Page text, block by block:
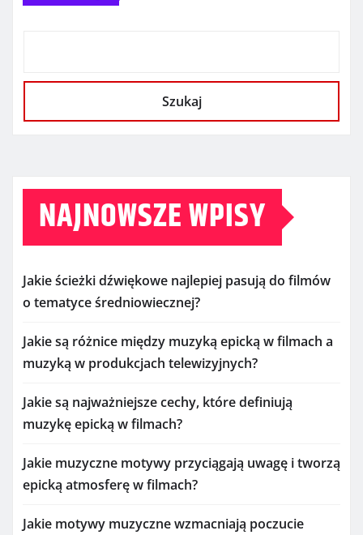
Szukaj
NAJNOWSZE WPISY
Jakie ścieżki dźwiękowe najlepiej pasują do filmów
o tematyce średniowiecznej?
Jakie są różnice między muzyką epicką w filmach a
muzyką w produkcjach telewizyjnych?
Jakie są najważniejsze cechy, które definiują
muzykę epicką w filmach?
Jakie muzyczne motywy przyciągają uwagę i tworzą
epicką atmosferę w filmach?
Jakie motywy muzyczne wzmacniają poczucie